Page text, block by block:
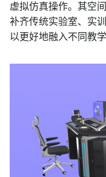
虚拟仿真操作。其空
补齐传统实验室、实
以更好地融入不同教学